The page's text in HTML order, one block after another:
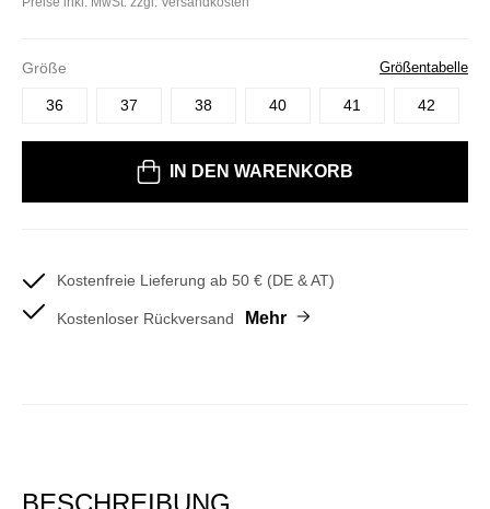
Größe Größentabelle
36 37 38 40 41 42
IN DEN WARENKORB
Kostenfreie Lieferung ab 50 € (DE & AT)
Kostenloser Rückversand Mehr
BESCHREIBUNG